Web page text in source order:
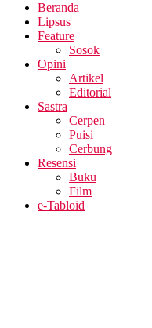
Beranda
Lipsus
Feature
Sosok
Opini
Artikel
Editorial
Sastra
Cerpen
Puisi
Cerbung
Resensi
Buku
Film
e-Tabloid